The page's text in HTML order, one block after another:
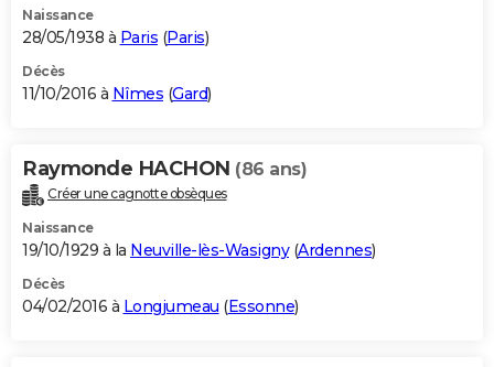
Naissance
28/05/1938 à Paris (Paris)
Décès
11/10/2016 à Nîmes (Gard)
Raymonde HACHON (86 ans)
Créer une cagnotte obsèques
Naissance
19/10/1929 à la Neuville-lès-Wasigny(Ardennes)
Décès
04/02/2016 à Longjumeau (Essonne)